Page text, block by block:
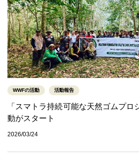
WWFの活動 活動報告
「スマトラ持続可能な天然ゴムプロ
動がスタート
2026/03/24